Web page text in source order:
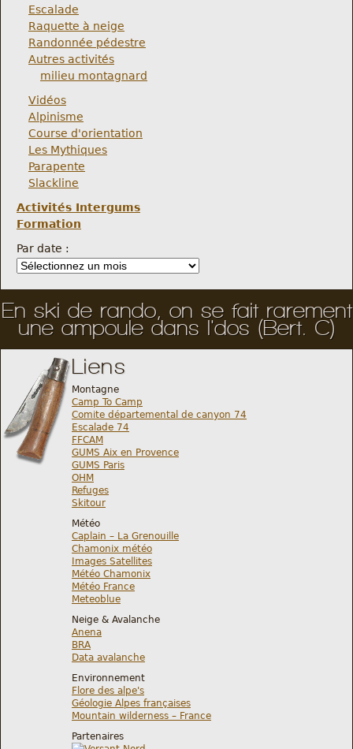
Escalade
Raquette à neige
Randonnée pédestre
Autres activités
milieu montagnard
Vidéos
Alpinisme
Course d'orientation
Les Mythiques
Parapente
Slackline
Activités Intergums
Formation
Par date :
En ski de rando, on se fait rarement
une ampoule dans l'dos (Bert. C)
Liens
Montagne
Camp To Camp
Comite départemental de canyon 74
Escalade 74
FFCAM
GUMS Aix en Provence
GUMS Paris
OHM
Refuges
Skitour
Météo
Caplain – La Grenouille
Chamonix météo
Images Satellites
Météo Chamonix
Météo France
Meteoblue
Neige & Avalanche
Anena
BRA
Data avalanche
Environnement
Flore des alpe's
Géologie Alpes françaises
Mountain wilderness – France
Partenaires